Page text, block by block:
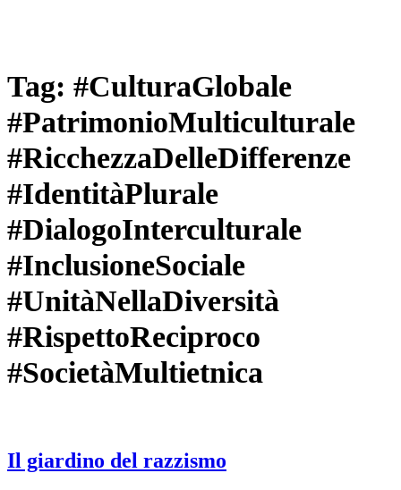
Tag: #CulturaGlobale
#PatrimonioMulticulturale
#RicchezzaDelleDifferenze
#IdentitàPlurale
#DialogoInterculturale
#InclusioneSociale
#UnitàNellaDiversità
#RispettoReciproco
#SocietàMultietnica
Il giardino del razzismo